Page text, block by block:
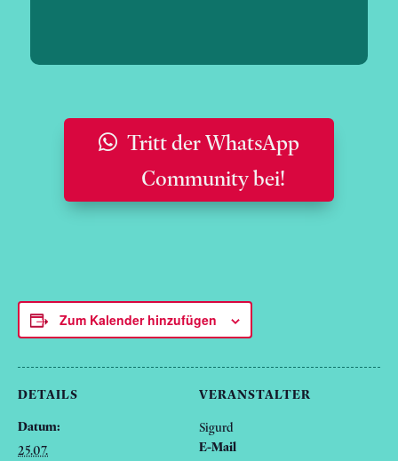
Tritt der WhatsApp
Community bei!
Zum Kalender hinzufügen
DETAILS
Datum:
25.07.
VERANSTALTER
Sigurd
E-Mail